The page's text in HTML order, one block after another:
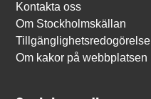
Kontakta oss
Om Stockholmskällan
Tillgänglighetsredogörelse
Om kakor på webbplatsen